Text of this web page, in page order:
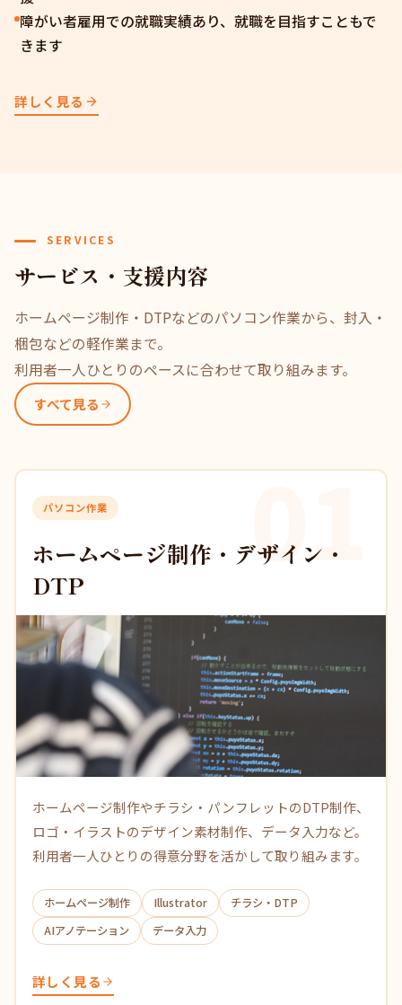
障がい者雇用での就職実績あり、就職を目指すこともで
きます
詳しく見る
SERVICES
サービス・支援内容
ホームページ制作・DTPなどのパソコン作業から、封入・
梱包などの軽作業まで。
利用者一人ひとりのペースに合わせて取り組みます。
すべて見る
01
パソコン作業
ホームページ制作・デザイン・
DTP
ホームページ制作やチラシ・パンフレットのDTP制作、
ロゴ・イラストのデザイン素材制作、データ入力など。
利用者一人ひとりの得意分野を活かして取り組みます。
ホームページ制作 Illustrator
チラシ・DTP
AIアノテーション
データ入力
詳しく見る